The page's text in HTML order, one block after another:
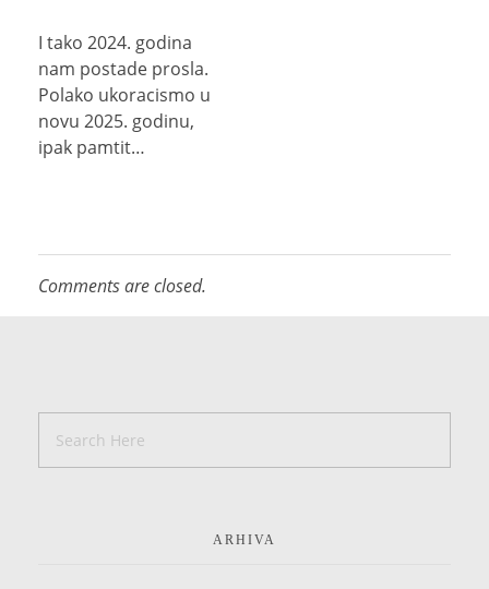
I tako 2024. godina
nam postade prosla.
Polako ukoracismo u
novu 2025. godinu,
ipak pamtit…
Comments are closed.
ARHIVA